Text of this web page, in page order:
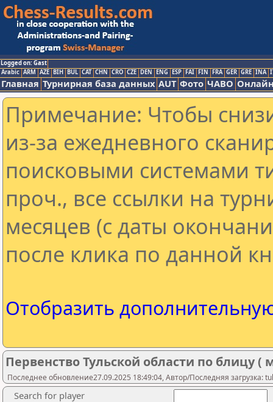
Logged on: Gast
Arabic ARM AZE BIH BUL CAT CHN CRO CZE DEN ENG ESP FAI FIN FRA GER GRE INA
Главная Турнирная база данных AUT Фото ЧАВО
Примечание: Чтобы
из-за ежедневного
поисковыми системами
проч., все ссылки на
месяцев (с даты
после клика по данной
Отобразить
Первенство Тульской области по блицу (
Последнее обновление27.09.2025 18:49:04, Автор/Последняя загрузка:
Search for player